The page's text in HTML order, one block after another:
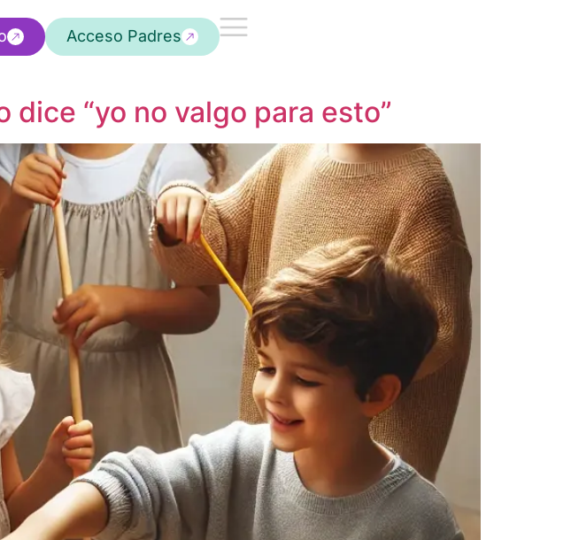
Acceso Padres
“yo no valgo para esto”